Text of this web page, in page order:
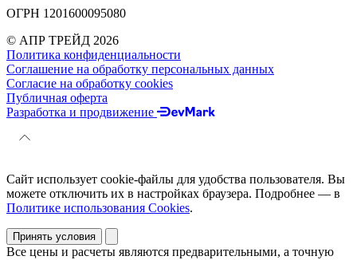
ОГРН 1201600095080
© АПР ТРЕЙД 2026
Политика конфиденциальности
Соглашение на обработку персональных данных
Согласие на обработку cookies
Публичная оферта
Разработка и продвижение
Сайт использует cookie-файлы для удобства пользователя. Вы
можете отключить их в настройках браузера. Подробнее — в
Политике использования Cookies.
Принять условия
Все цены и расчеты являются предварительными, а точную